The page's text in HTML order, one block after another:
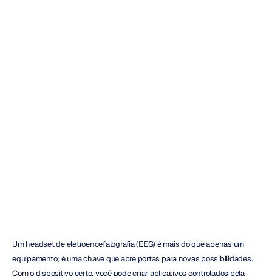
Um headset de eletroencefalografia (EEG) é mais do que apenas um
equipamento; é uma chave que abre portas para novas possibilidades.
Com o dispositivo certo, você pode criar aplicativos controlados pela